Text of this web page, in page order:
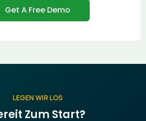
LEGEN WIR LOS
Zum Start?